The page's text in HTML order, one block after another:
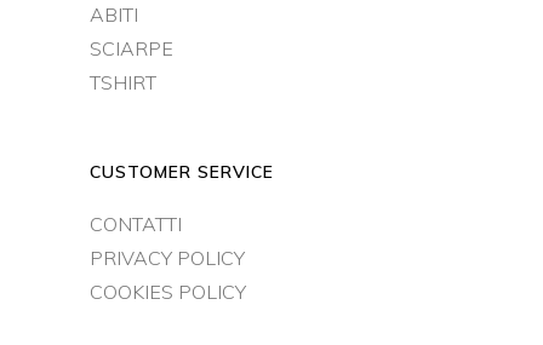
ABITI
SCIARPE
TSHIRT
CUSTOMER SERVICE
CONTATTI
PRIVACY POLICY
COOKIES POLICY